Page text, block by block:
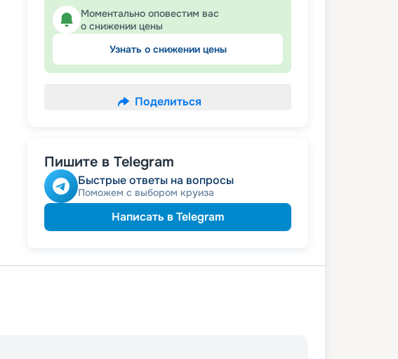
Моментально оповестим вас
о снижении цены
Узнать о снижении цены
Поделиться
Пишите в Telegram
Быстрые ответы на вопросы
Поможем с выбором круиза
Написать в Telegram